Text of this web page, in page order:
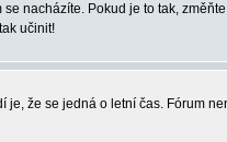
nacházíte. Pokud je to tak,
učinit!
že se jedná o letní čas. Fórum